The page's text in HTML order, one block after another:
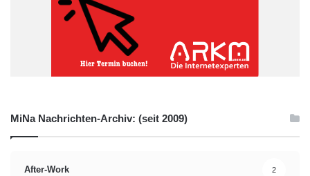
MiNa Nachrichten-Archiv: (seit 2009)
After-Work 2